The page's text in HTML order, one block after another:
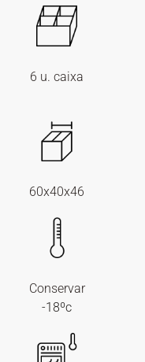
6 u. caixa
60x40x46
Conservar
-18ºc